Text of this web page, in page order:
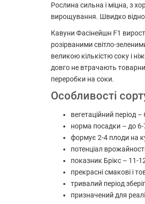
Рослина сильна і міцна, з
вирощування. Швидко
Кавуни Фасінейшн F1
розірваними світло-
великою кількістю соку і
довго не втрачають
переробки на соки.
Особливості
вегетаційний період –
норма посадки – до 6-
формує 2-4 плоди на
потенціал
показник Брікс – 11-
прекрасні смакові і
тривалий період
призначений для